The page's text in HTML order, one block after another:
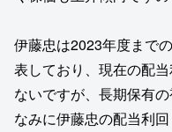
伊藤忠は2023年度まで
表しており、現在の配
ないですが、長期保有
なみに伊藤忠の配当利